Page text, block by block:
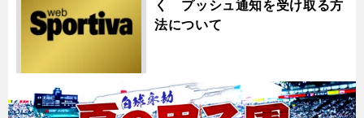
く プッシュ通知を受け取る方
法について